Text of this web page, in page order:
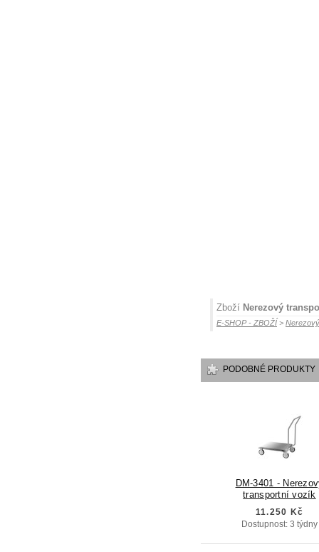
Zboží Nerezový
E-SHOP - ZBOŽÍ >
PODOBNÉ PRODUKTY
DM-3401 -
transportní vozík
11.250 Kč
Dostupnost: 3 týdny